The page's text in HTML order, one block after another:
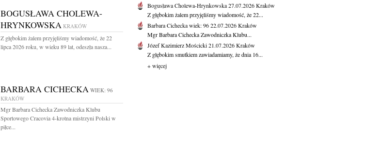
BOGUSŁAWA CHOLEWA-
HRYNKOWSKA KRAKÓW
Z głębokim żalem przyjęliśmy wiadomość, że 22
lipca 2026 roku, w wieku 89 lat, odeszła nasza...
BARBARA CICHECKA WIEK: 96
KRAKÓW
Mgr Barbara Cichecka Zawodniczka Klubu
Sportowego Cracovia 4-krotna mistrzyni Polski w
piłce...
Bogusława Cholewa-Hrynkowska27.07.2026Kraków
Z głębokim żalem przyjęliśmy wiadomość, że 22...
Barbara Cicheckawiek: 9622.07.2026Kraków
Mgr Barbara Cichecka Zawodniczka Klubu...
Józef Kazimierz Mościcki21.07.2026Kraków
Z głębokim smutkiem zawiadamiamy, że dnia 16...
+ więcej